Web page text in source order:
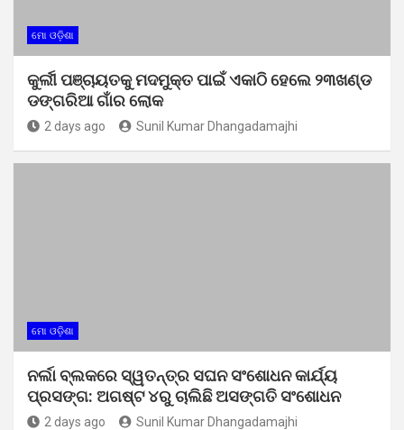
ମୋ ଓଡ଼ିଶା
କୁର୍ଲୀ ପଞ୍ଚାୟତକୁ ମଦମୁକ୍ତ ପାଇଁ ଏକାଠି ହେଲେ ୨୩ଖଣ୍ଡ
ଡଙ୍ଗରିଆ ଗାଁର ଲୋକ
2 days ago Sunil Kumar Dhangadamajhi
ମୋ ଓଡ଼ିଶା
ନର୍ଲା ବ୍ଲକରେ ସ୍ୱତନ୍ତ୍ର ସଘନ ସଂଶୋଧନ କାର୍ଯ୍ୟ
ପ୍ରସଙ୍ଗ: ଅଗଷ୍ଟ ୪ରୁ ଚାଲିଛି ଅସଙ୍ଗତି ସଂଶୋଧନ
2 days ago Sunil Kumar Dhangadamajhi